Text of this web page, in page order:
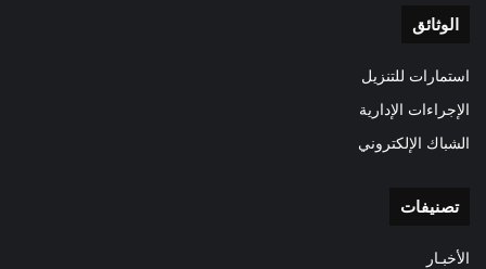
الوثائق
استمارات للتنزيل
الإجراءات الإدارية
الشباك الإلكتروني
تصنيفات
الأخبـار